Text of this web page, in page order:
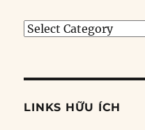
Tìm
đề
LINKS HỮU ÍCH